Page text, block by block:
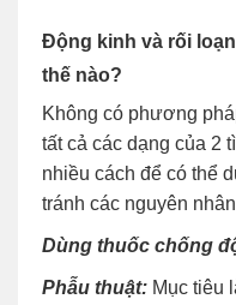
Động kinh và rối
thế nào?
Không có phương
tất cả các dạng của 2
nhiều cách để có thể
tránh các nguyên
Dùng thuốc chống
Phẫu thuật: Mục tiêu